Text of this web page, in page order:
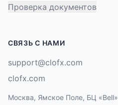
Проверка документов
СВЯЗЬ С НАМИ
support@clofx.com
clofx.com
Москва, Ямское Поле, БЦ «Bell»